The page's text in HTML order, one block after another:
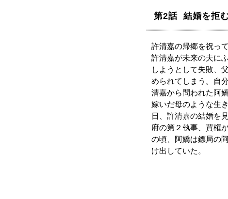
第2話 結婚を拒
許清嘉の帰郷を祝っ
許清嘉が未来の夫に
しようとして失敗、
められてしまう。自
清嘉から問われた阿
嫁いだ母のような生
日、許清嘉の結婚を
府の第２執事、賈権
の頃、阿嬌は鏢局の
け出していた。